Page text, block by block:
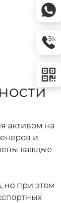
активом на
и
каждые
но при этом